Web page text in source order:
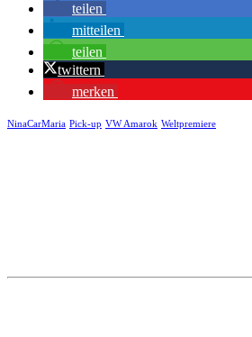
teilen
mitteilen
teilen
twittern
merken
NinaCarMaria Pick-up VW Amarok Weltpremiere